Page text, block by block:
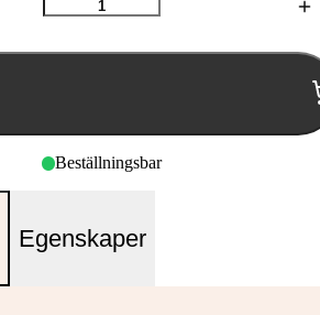
Antal
Beställningsbar
Egenskaper